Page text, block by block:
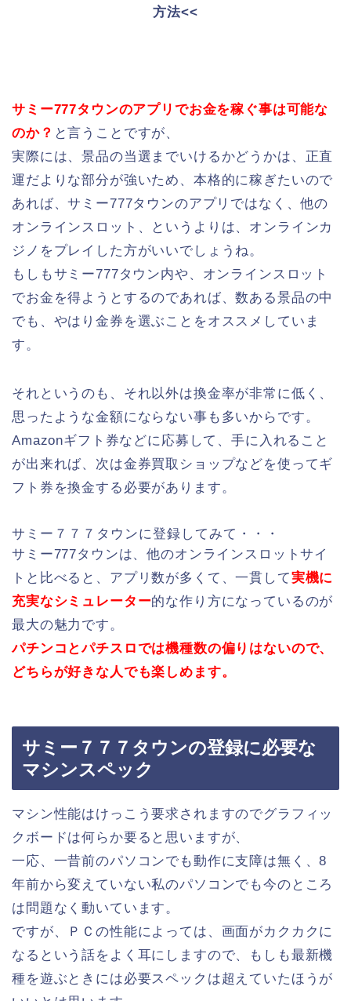
方法<<
サミー777タウンのアプリでお金を稼ぐ事は可能な
のか？ と言うことですが、
実際には、景品の当選までいけるかどうかは、正直
運だよりな部分が強いため、本格的に稼ぎたいので
あれば、サミー777タウンのアプリではなく、他の
オンラインスロット、というよりは、オンラインカ
ジノをプレイした方がいいでしょうね。
もしもサミー777タウン内や、オンラインスロット
でお金を得ようとするのであれば、数ある景品の中
でも、やはり金券を選ぶことをオススメしていま
す。
それというのも、それ以外は換金率が非常に低く、
思ったような金額にならない事も多いからです。
Amazonギフト券などに応募して、手に入れること
が出来れば、次は金券買取ショップなどを使ってギ
フト券を換金する必要があります。
サミー７７７タウンに登録してみて・・・
サミー777タウンは、他のオンラインスロットサイ
トと比べると、アプリ数が多くて、一貫して実機に
充実なシミュレーター的な作り方になっているのが
最大の魅力です。
パチンコとパチスロでは機種数の偏りはないので、
どちらが好きな人でも楽しめます。
サミー７７７タウンの登録に必要な
マシンスペック
マシン性能はけっこう要求されますのでグラフィッ
クボードは何らか要ると思いますが、
一応、一昔前のパソコンでも動作に支障は無く、8
年前から変えていない私のパソコンでも今のところ
は問題なく動いています。
ですが、ＰＣの性能によっては、画面がカクカクに
なるという話をよく耳にしますので、もしも最新機
種を遊ぶときには必要スペックは超えていたほうが